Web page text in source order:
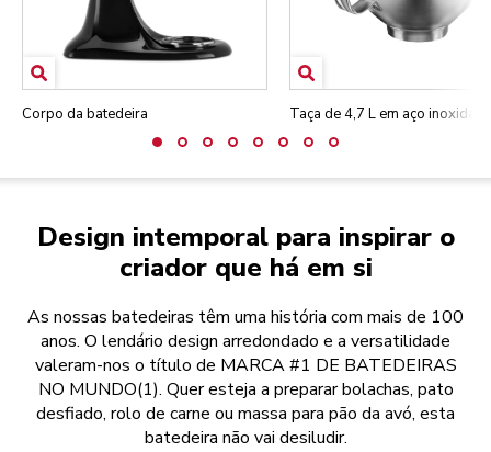
Corpo da batedeira Taça de 4,7 L em aço
Design intemporal para inspirar o
criador que há em si
As nossas batedeiras têm uma história com mais de 100
anos. O lendário design arredondado e a versatilidade
valeram-nos o título de MARCA #1 DE BATEDEIRAS
NO MUNDO(1). Quer esteja a preparar bolachas, pato
desfiado, rolo de carne ou massa para pão da avó, esta
batedeira não vai desiludir.